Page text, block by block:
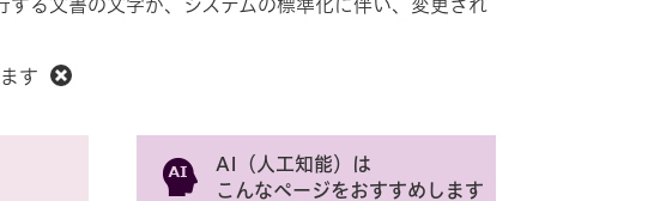
する文書の文字が、システムの標準化に伴い、変更され
す
AI（人工知能）は
こんなページをおすすめします